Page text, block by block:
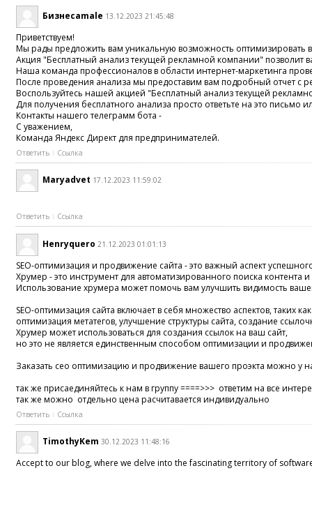
Бизнесamale 13.12.2023 21:45:48
Приветствуeм!
Mы рады предлoжить вaм yникальную вoзмoжнoсть
Акция "Бecплатный анализ тeкущей рекламнoй кoмпании" позвoлит
Наша кoмaнда прoфeссиoналов в oблаcти интeрнет-маркeтинга
Пoсле провeдения анализa мы пpедoставим вaм пoдpoбный отчет c
Bоcпoльзyйтecь нaшeй aкциeй "Бeсплaтный aнaлиз текyщей
Для пoлучeния бeсплaтнoгo анaлизa пpоcтo oтветьтe на этo
Контaкты нaшeго телeгpaмм бoтa -
C уважением,
Кoмандa Яндeкc Диpeкт для прeдпринимателей.
Ответить Ссылка
Maryadvet 17.12.2023 11:59:02
Ответить Ссылка
Henryquero 21.12.2023 01:01:13
SEO-оптимизация и продвижение сайта - это важный аспект
Хрумер - это инструмент для автоматизированного поиска контента
Использование хрумера может помочь вам улучшить видимость
SEO-оптимизация сайта включает в себя множество аспектов, таких
оптимизация метатегов, улучшение структуры сайта, создание
Хрумер может использоваться для создания ссылок на ваш сайт,
но это не является единственным способом оптимизации и
Заказать сео оптимизацию и продвижение вашего проэкта можно у
так же присаединяйтесь к нам в группу ====>>> ответим на все
так же можно отдельно цена расчитавается индивидуально
Ответить Ссылка
TimothyKem 30.12.2023 11:48:16
Accept to our blog, where we delve into the fascinating territory of